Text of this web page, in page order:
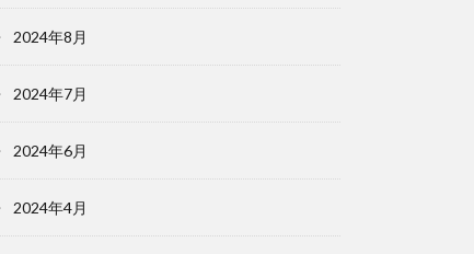
2024年8月
2024年7月
2024年6月
2024年4月